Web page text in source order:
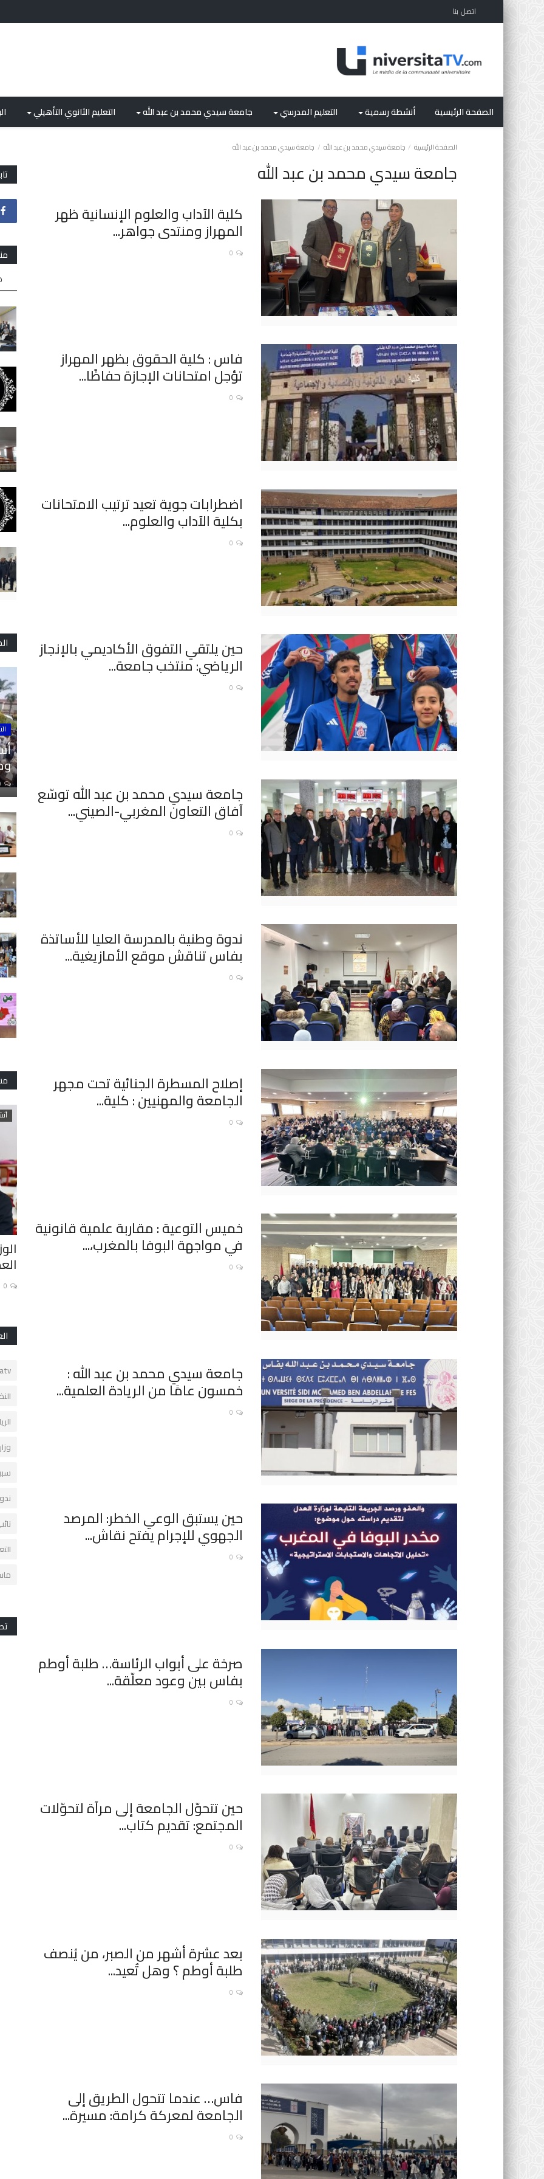
اتصل بنا
الصفحة الرئيسية أنشطة رسمية التعليم المدرسي جامعة سيدي محمد بن عبد الله التعليم الثانوي التأهيلي
الصفحة الرئيسية جامعة سيدي محمد بن عبد الله جامعة سيدي محمد بن عبد الله
جامعة سيدي محمد بن عبد الله
كلية الآداب والعلوم الإنسانية ظهر
المهراز ومنتدى جواهر...
0
فاس : كلية الحقوق بظهر المهراز
تؤجل امتحانات الإجازة حفاظًا...
0
اضطرابات جوية تعيد ترتيب الامتحانات
بكلية الآداب والعلوم...
0
حين يلتقي التفوق الأكاديمي بالإنجاز
الرياضي: منتخب جامعة...
0
جامعة سيدي محمد بن عبد الله توسّع
آفاق التعاون المغربي-الصيني...
0
ندوة وطنية بالمدرسة العليا للأساتذة
بفاس تناقش موقع الأمازيغية...
0
إصلاح المسطرة الجنائية تحت مجهر
الجامعة والمهنيين : كلية...
0
خميس التوعية : مقاربة علمية قانونية
في مواجهة البوفا بالمغرب،...
0
جامعة سيدي محمد بن عبد الله :
خمسون عامًا من الريادة العلمية...
0
حين يستبق الوعي الخطر: المرصد
الجهوي للإجرام يفتح نقاش...
0
صرخة على أبواب الرئاسة… طلبة أوطم
بفاس بين وعود معلّقة...
0
حين تتحوّل الجامعة إلى مرآة لتحوّلات
المجتمع: تقديم كتاب...
0
بعد عشرة أشهر من الصبر، من يُنصف
طلبة أوطم ؟ وهل تُعيد...
0
فاس… عندما تتحول الطريق إلى
الجامعة لمعركة كرامة: مسيرة...
0
0
تلاميذ الثانوية التأهيلية عين عائشة
المناقشات
اندماج الشركات تحت مجهر القانون
الجزائي : أطروحة دكتوراه...
0